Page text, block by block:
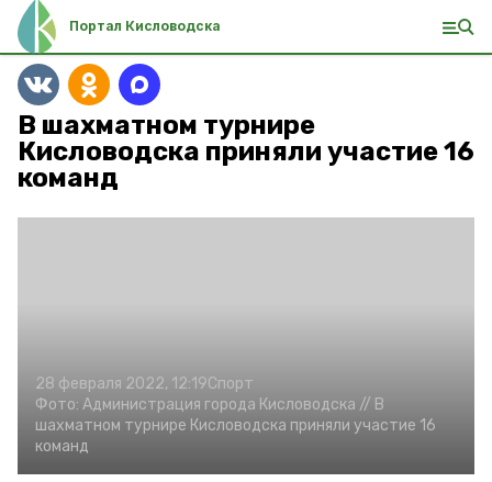
Портал Кисловодска
В шахматном турнире
Кисловодска приняли участие 16
команд
28 февраля 2022, 12:19Спорт
Фото: Администрация города Кисловодска // В
шахматном турнире Кисловодска приняли участие 16
команд